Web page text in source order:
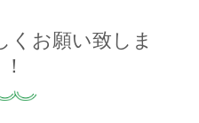
くお願い致しま